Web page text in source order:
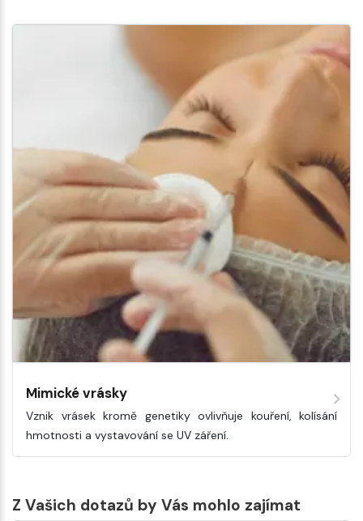
Mimické vrásky
Vznik vrásek kromě genetiky ovlivňuje kouření, kolísání
hmotnosti a vystavování se UV záření.
Z Vašich dotazů by Vás mohlo zajímat